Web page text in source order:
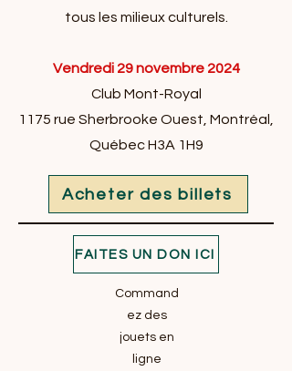
tous les milieux culturels.
Vendredi 29 novembre 2024
Club Mont-Royal
1175 rue Sherbrooke Ouest, Montréal,
Québec H3A 1H9​
Acheter des billets
FAITES UN DON ICI
Command
ez des
jouets en
ligne